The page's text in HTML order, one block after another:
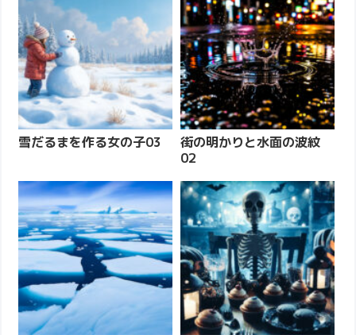
雪だるまを作る女の子03
街の明かりと水面の波紋
02